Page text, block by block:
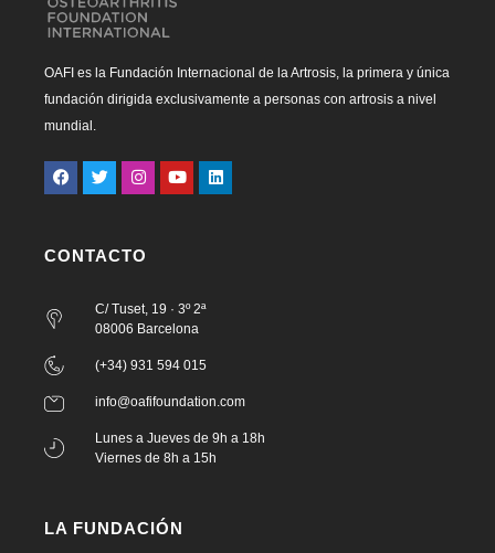
OAFI es la Fundación Internacional de la Artrosis, la primera y única
fundación dirigida exclusivamente a personas con artrosis a nivel
mundial.
CONTACTO
C/ Tuset, 19 · 3º 2ª
08006 Barcelona
(+34) 931 594 015
info@oafifoundation.com
Lunes a Jueves de 9h a 18h
Viernes de 8h a 15h
LA FUNDACIÓN